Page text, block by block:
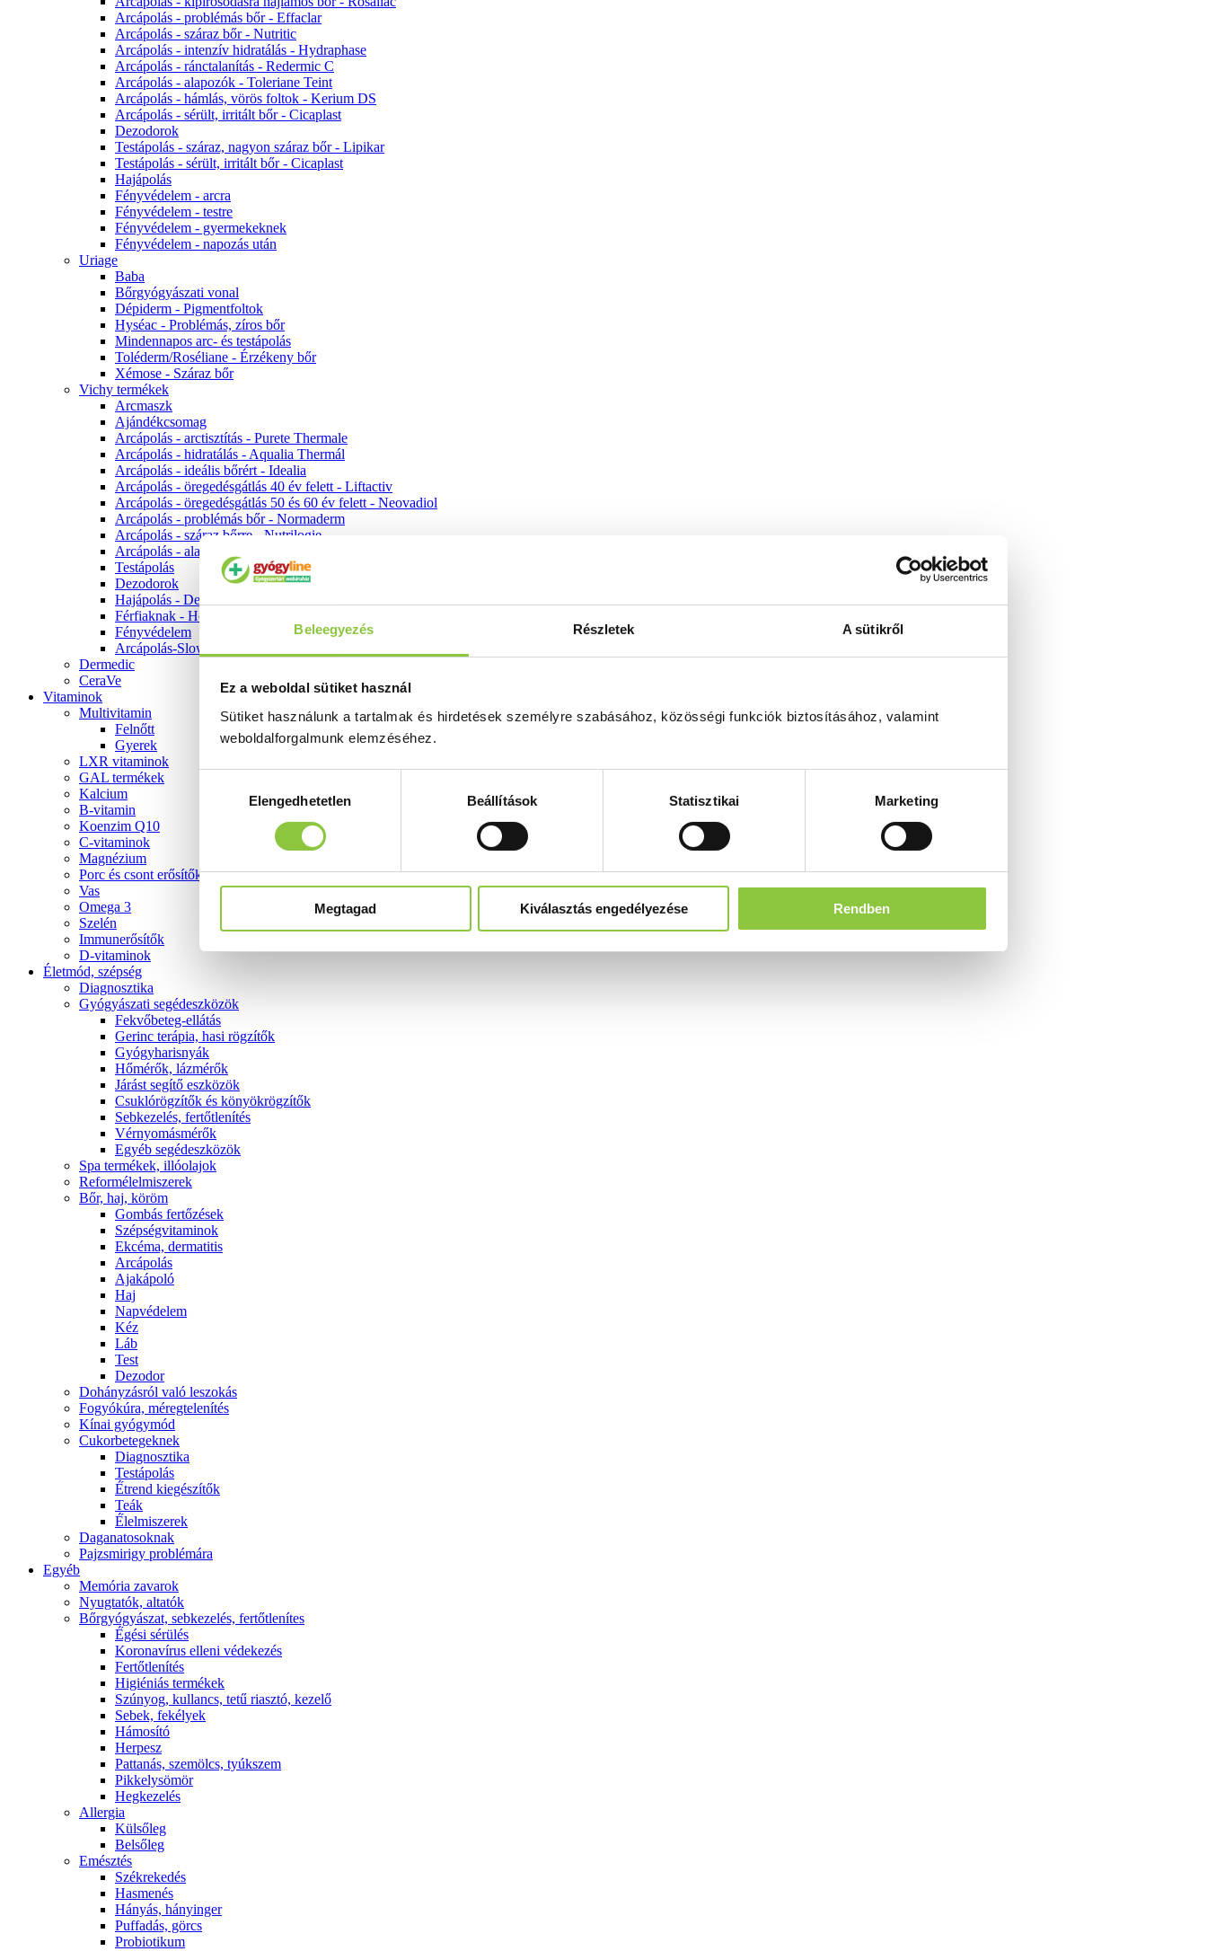
Beleegyezés Részletek A sütikről
Ez a weboldal sütiket használ
Sütiket használunk a tartalmak és hirdetések személyre szabásához, közösségi funkciók biztosításához, valamint
weboldalforgalmunk elemzéséhez.
kiválasztásaElengedhetetlen Beállítások Statisztikai Marketing
Megtagad Kiválasztás engedélyezése Rendben
Arcápolás - problémás bőr - Effaclar
Arcápolás - száraz bőr - Nutritic
Arcápolás - intenzív hidratálás - Hydraphase
Arcápolás - ránctalanítás - Redermic C
Arcápolás - alapozók - Toleriane Teint
Arcápolás - hámlás, vörös foltok - Kerium DS
Arcápolás - sérült, irritált bőr - Cicaplast
Dezodorok
Testápolás - száraz, nagyon száraz bőr - Lipikar
Testápolás - sérült, irritált bőr - Cicaplast
Hajápolás
Fényvédelem - arcra
Fényvédelem - testre
Fényvédelem - gyermekeknek
Fényvédelem - napozás után
Uriage
Baba
Bőrgyógyászati vonal
Dépiderm - Pigmentfoltok
Hyséac - Problémás, zíros bőr
Mindennapos arc- és testápolás
Toléderm/Roséliane - Érzékeny bőr
Xémose - Száraz bőr
Vichy termékek
Arcmaszk
Ajándékcsomag
Arcápolás - arctisztítás - Purete Thermale
Arcápolás - hidratálás - Aqualia Thermál
Arcápolás - ideális bőrért - Idealia
Arcápolás - öregedésgátlás 40 év felett - Liftactiv
Arcápolás - öregedésgátlás 50 és 60 év felett - Neovadiol
Arcápolás - problémás bőr - Normaderm
Arcápolás - száraz bőrre - Nutrilogie
Arcápolás - alapozók
Testápolás
Dezodorok
Hajápolás - Dercos
Férfiaknak - Homme
Fényvédelem
Arcápolás-Slow Age
Dermedic
CeraVe
Vitaminok
Multivitamin
Felnőtt
Gyerek
LXR vitaminok
GAL termékek
Kalcium
B-vitamin
Koenzim Q10
C-vitaminok
Magnézium
Porc és csont erősítők
Vas
Omega 3
Szelén
Immunerősítők
D-vitaminok
Életmód, szépség
Diagnosztika
Gyógyászati segédeszközök
Fekvőbeteg-ellátás
Gerinc terápia, hasi rögzítők
Gyógyharisnyák
Hőmérők, lázmérők
Járást segítő eszközök
Csuklórögzítők és könyökrögzítők
Sebkezelés, fertőtlenítés
Vérnyomásmérők
Egyéb segédeszközök
Spa termékek, illóolajok
Reformélelmiszerek
Bőr, haj, köröm
Gombás fertőzések
Szépségvitaminok
Ekcéma, dermatitis
Arcápolás
Ajakápoló
Haj
Napvédelem
Kéz
Láb
Test
Dezodor
Dohányzásról való leszokás
Fogyókúra, méregtelenítés
Kínai gyógymód
Cukorbetegeknek
Diagnosztika
Testápolás
É́trend kiegészítők
Teák
É́lelmiszerek
Daganatosoknak
Pajzsmirigy problémára
Egyéb
Memória zavarok
Nyugtatók, altatók
Bőrgyógyászat, sebkezelés, fertőtlenítes
É́gési sérülés
Koronavírus elleni védekezés
Fertőtlenítés
Higiéniás termékek
Szúnyog, kullancs, tetű riasztó, kezelő
Sebek, fekélyek
Hámosító
Herpesz
Pattanás, szemölcs, tyúkszem
Pikkelysömör
Hegkezelés
Allergia
Külsőleg
Belsőleg
Emésztés
Székrekedés
Hasmenés
Hányás, hányinger
Puffadás, görcs
Probiotikum